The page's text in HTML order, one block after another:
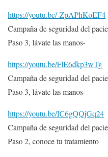
https://youtu.be/-ZpAPhKoEF4
Campaña de seguridad del
Paso 3, lávate las manos-
https://youtu.be/FlE6dkp3wTg
Campaña de seguridad del
Paso 3, lávate las manos-
https://youtu.be/IC6gQQjGq24
Campaña de seguridad del
Paso 2, conoce tu tratamiento